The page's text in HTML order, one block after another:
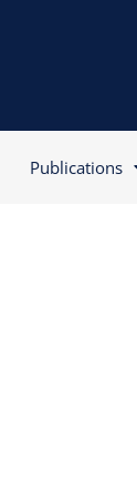
Publications